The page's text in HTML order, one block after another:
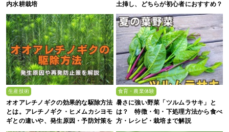
内水耕栽培
土挿し、どちらが初心者におすすめ？
生産技術
オオアレチノギクの効果的な駆除方法
とは。アレチノギク・ヒメムカシヨモ
ギとの違いや、発生原因・予防対策を
解説
食育・農業体験
暑さに強い野菜「ツルムラサキ」と
は？ 特徴・旬・下処理方法から食べ
方・レシピ・栽培まで解説